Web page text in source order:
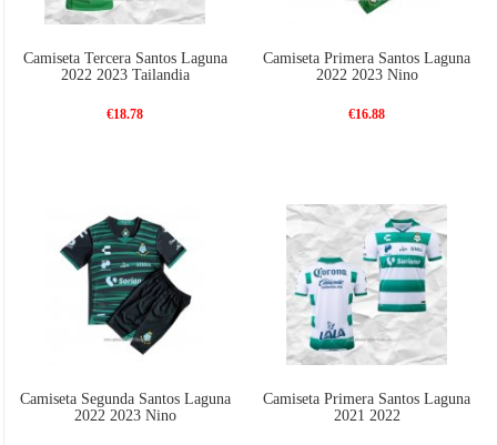
Camiseta Tercera Santos Laguna
2022 2023 Tailandia
€18.78
Camiseta Primera Santos Laguna
2022 2023 Nino
€16.88
Camiseta Segunda Santos Laguna
2022 2023 Nino
Camiseta Primera Santos Laguna
2021 2022